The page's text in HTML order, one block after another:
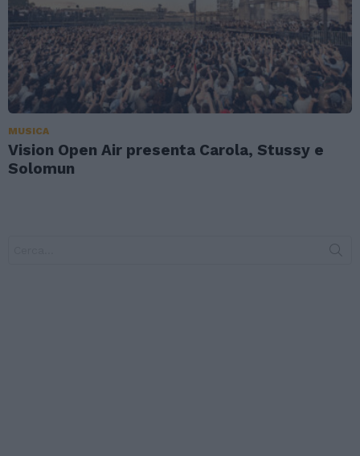
MUSICA
Vision Open Air presenta Carola, Stussy e
Solomun